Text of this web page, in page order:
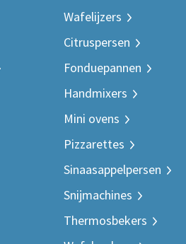
Wafelijzers
Citruspersen
Fonduepannen
Handmixers
Mini ovens
Pizzarettes
Sinaasappelpersen
Snijmachines
Thermosbekers